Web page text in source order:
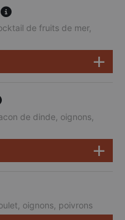
de fruits de mer,
de dinde, oignons,
oignons, poivrons